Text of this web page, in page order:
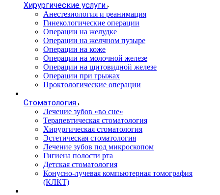
Хирургические услуги
Анестезиология и реанимация
Гинекологические операции
Операции на желудке
Операции на желчном пузыре
Операции на коже
Операции на молочной железе
Операции на щитовидной железе
Операции при грыжах
Проктологические операции
Стоматология
Лечение зубов «во сне»
Терапевтическая стоматология
Хирургическая стоматология
Эстетическая стоматология
Лечение зубов под микроскопом
Гигиена полости рта
Детская стоматология
Конусно-лучевая компьютерная томография
(КЛКТ)